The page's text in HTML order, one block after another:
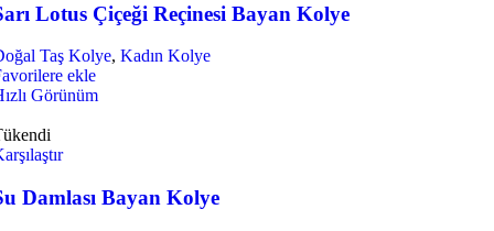
Lotus Çiçeği Reçinesi Bayan Kolye
Taş Kolye, Kadın Kolye
ekle
Görünüm
Damlası Bayan Kolye